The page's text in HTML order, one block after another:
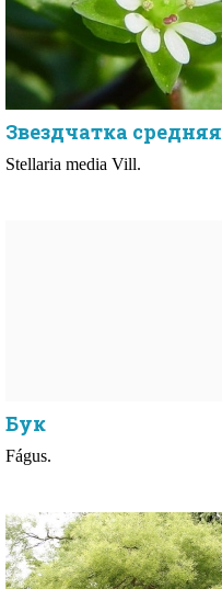
Звездчатка средняя
Stellaria media Vill.
Бук
Fágus.